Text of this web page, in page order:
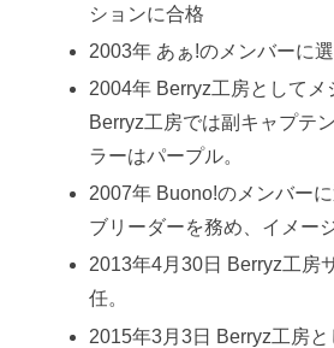
ションに合格
2003年 あぁ!のメンバーに
2004年 Berryz工房としてメ
Berryz工房では副キャプテ
ラーはパープル。
2007年 Buono!のメンバー
ブリーダーを務め、イメー
2013年4月30日 Berryz工房
任。
2015年3月3日 Berryz工房と